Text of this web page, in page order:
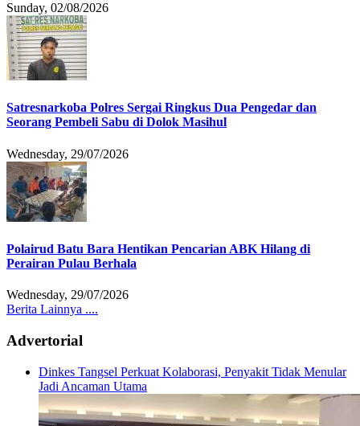
Sunday, 02/08/2026
Satresnarkoba Polres Sergai Ringkus Dua Pengedar dan
Seorang Pembeli Sabu di Dolok Masihul
Wednesday, 29/07/2026
Polairud Batu Bara Hentikan Pencarian ABK Hilang di
Perairan Pulau Berhala
Wednesday, 29/07/2026
Berita Lainnya ....
Advertorial
Dinkes Tangsel Perkuat Kolaborasi, Penyakit Tidak Menular
Jadi Ancaman Utama